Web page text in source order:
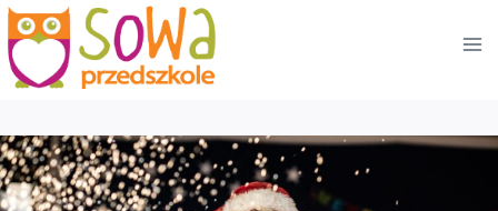
Przejdź
do
treści